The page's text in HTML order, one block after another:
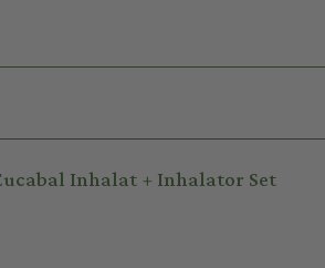
Inhalat + Inhalator Set